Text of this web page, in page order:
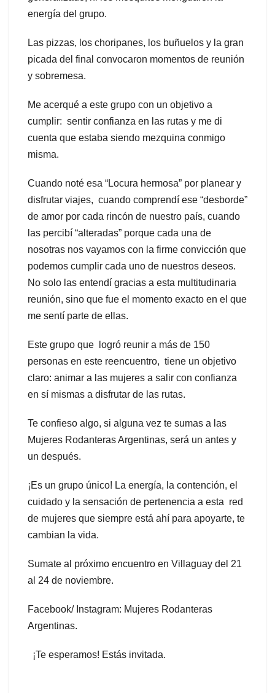
energía del grupo.
Las pizzas, los choripanes, los buñuelos y la gran
picada del final convocaron momentos de reunión
y sobremesa.
Me acerqué a este grupo con un objetivo a
cumplir: sentir confianza en las rutas y me di
cuenta que estaba siendo mezquina conmigo
misma.
Cuando noté esa “Locura hermosa” por planear y
disfrutar viajes, cuando comprendí ese “desborde”
de amor por cada rincón de nuestro país, cuando
las percibí “alteradas” porque cada una de
nosotras nos vayamos con la firme convicción que
podemos cumplir cada uno de nuestros deseos.
No solo las entendí gracias a esta multitudinaria
reunión, sino que fue el momento exacto en el que
me sentí parte de ellas.
Este grupo que logró reunir a más de 150
personas en este reencuentro, tiene un objetivo
claro: animar a las mujeres a salir con confianza
en sí mismas a disfrutar de las rutas.
Te confieso algo, si alguna vez te sumas a las
Mujeres Rodanteras Argentinas, será un antes y
un después.
¡Es un grupo único! La energía, la contención, el
cuidado y la sensación de pertenencia a esta red
de mujeres que siempre está ahí para apoyarte, te
cambian la vida.
Sumate al próximo encuentro en Villaguay del 21
al 24 de noviembre.
Facebook/ Instagram: Mujeres Rodanteras
Argentinas.
¡Te esperamos! Estás invitada.